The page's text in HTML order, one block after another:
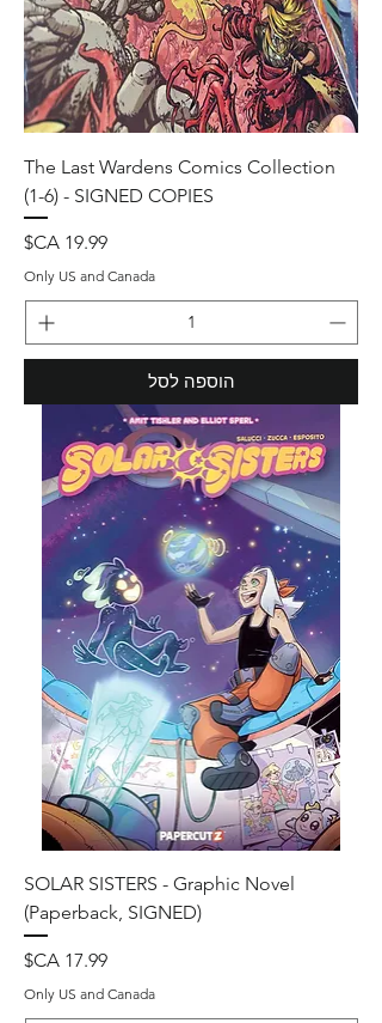
The Last Wardens Comics Collection
(1-6) - SIGNED COPIES
מחיר
Only US and Canada
הוספה לסל
SOLAR SISTERS - Graphic Novel
(Paperback, SIGNED)
מחיר
Only US and Canada